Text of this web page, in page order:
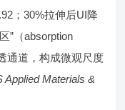
；30%拉伸后UI降
”（absorption
通道，构成微观尺度
Applied Materials &